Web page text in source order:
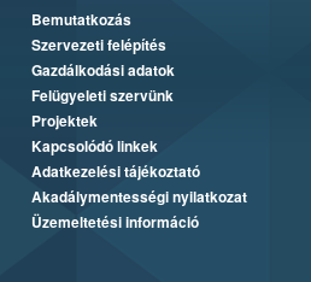
Bemutatkozás
Szervezeti felépítés
Gazdálkodási adatok
Felügyeleti szervünk
Projektek
Kapcsolódó linkek
Adatkezelési tájékoztató
Akadálymentességi nyilatkozat
Üzemeltetési információ